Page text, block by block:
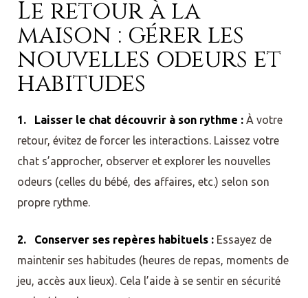
Le retour à la
maison : gérer les
nouvelles odeurs et
habitudes
1. Laisser le chat découvrir à son rythme : À votre
retour, évitez de forcer les interactions. Laissez votre
chat s’approcher, observer et explorer les nouvelles
odeurs (celles du bébé, des affaires, etc.) selon son
propre rythme.
2. Conserver ses repères habituels : Essayez de
maintenir ses habitudes (heures de repas, moments de
jeu, accès aux lieux). Cela l’aide à se sentir en sécurité